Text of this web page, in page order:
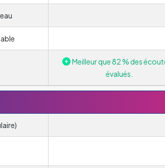
Meilleur que 82 % des
évalués.